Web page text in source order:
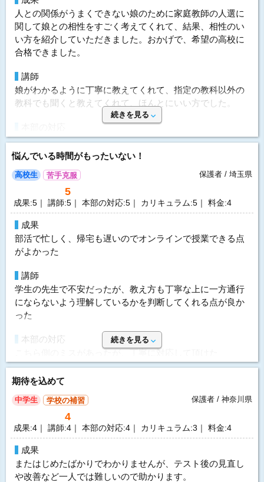
人との関係がうまくできない娘のために家庭教師の人選に
関して娘との相性をすごく考えてくれて、結果、相性のい
い方を紹介していただきました。おかげで、希望の高校に
合格できました。
講師
娘がわかるように丁寧に教えてくれて、指定の教科以外の
教科でも聞くと教えてくれて、ほんとにいい方でした。
こまめに連絡をもらって、不登校だった娘の状況をいろい
ろ心配してもらって、選んでよかったと思わせてくれる対
指導方針&カリキュラム
学校のカリキュラムと関係なく、娘の理解度によって進め
かったです。
価格
んが、塾はイレギュラーの授業をするとお金がかかるし、
夏、冬、春休みのときは通常の何倍もお金がかかるので、
結果としては、娘の場合は家庭教師でよかったと思いま
す。
要望
特に要望等はありません。もっと早く利用すればよかった
なあと思うことはありました。
科目
英語、数学
開始時期
2014年2月 11ヵ月
続きを見る
悩んでいる時間がもったいない！
高校生 苦手克服 保護者 / 埼玉県
5
成果:5｜ 講師:5｜ 本部の対応:5｜ カリキュラム:5｜ 料金:4
成果
部活で忙しく、帰宅も遅いのでオンラインで授業できる点
がよかった
講師
学生の先生で不安だったが、教え方も丁寧な上に一方通行
にならないよう理解しているかを判断してくれる点が良か
った
本部の対応
こちら側のミスがあったが、丁寧に対応して頂けた
入金のことや時間のこと、また学校の担任から受けた言葉
でどのように捉えたら良いのか、どのように質問したらよ
指導方針&カリキュラム
問題解説だけなく、授業を公欠で休んだ範囲なども柔軟に
価格
続きを見る
期待を込めて
中学生 学校の補習 保護者 / 神奈川県
4
成果:4｜ 講師:4｜ 本部の対応:4｜ カリキュラム:3｜ 料金:4
成果
またはじめたばかりでわかりませんが、テスト後の見直し
や改善など一人では難しいので助かります。